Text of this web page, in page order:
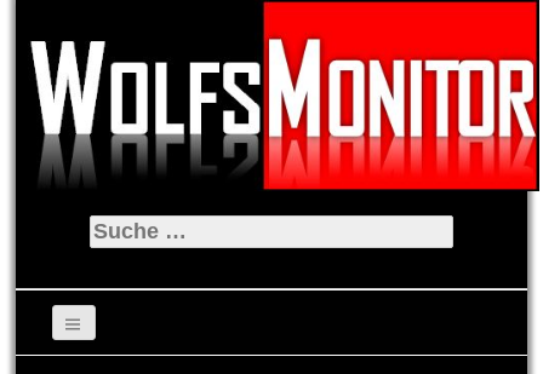
Suche
nach: